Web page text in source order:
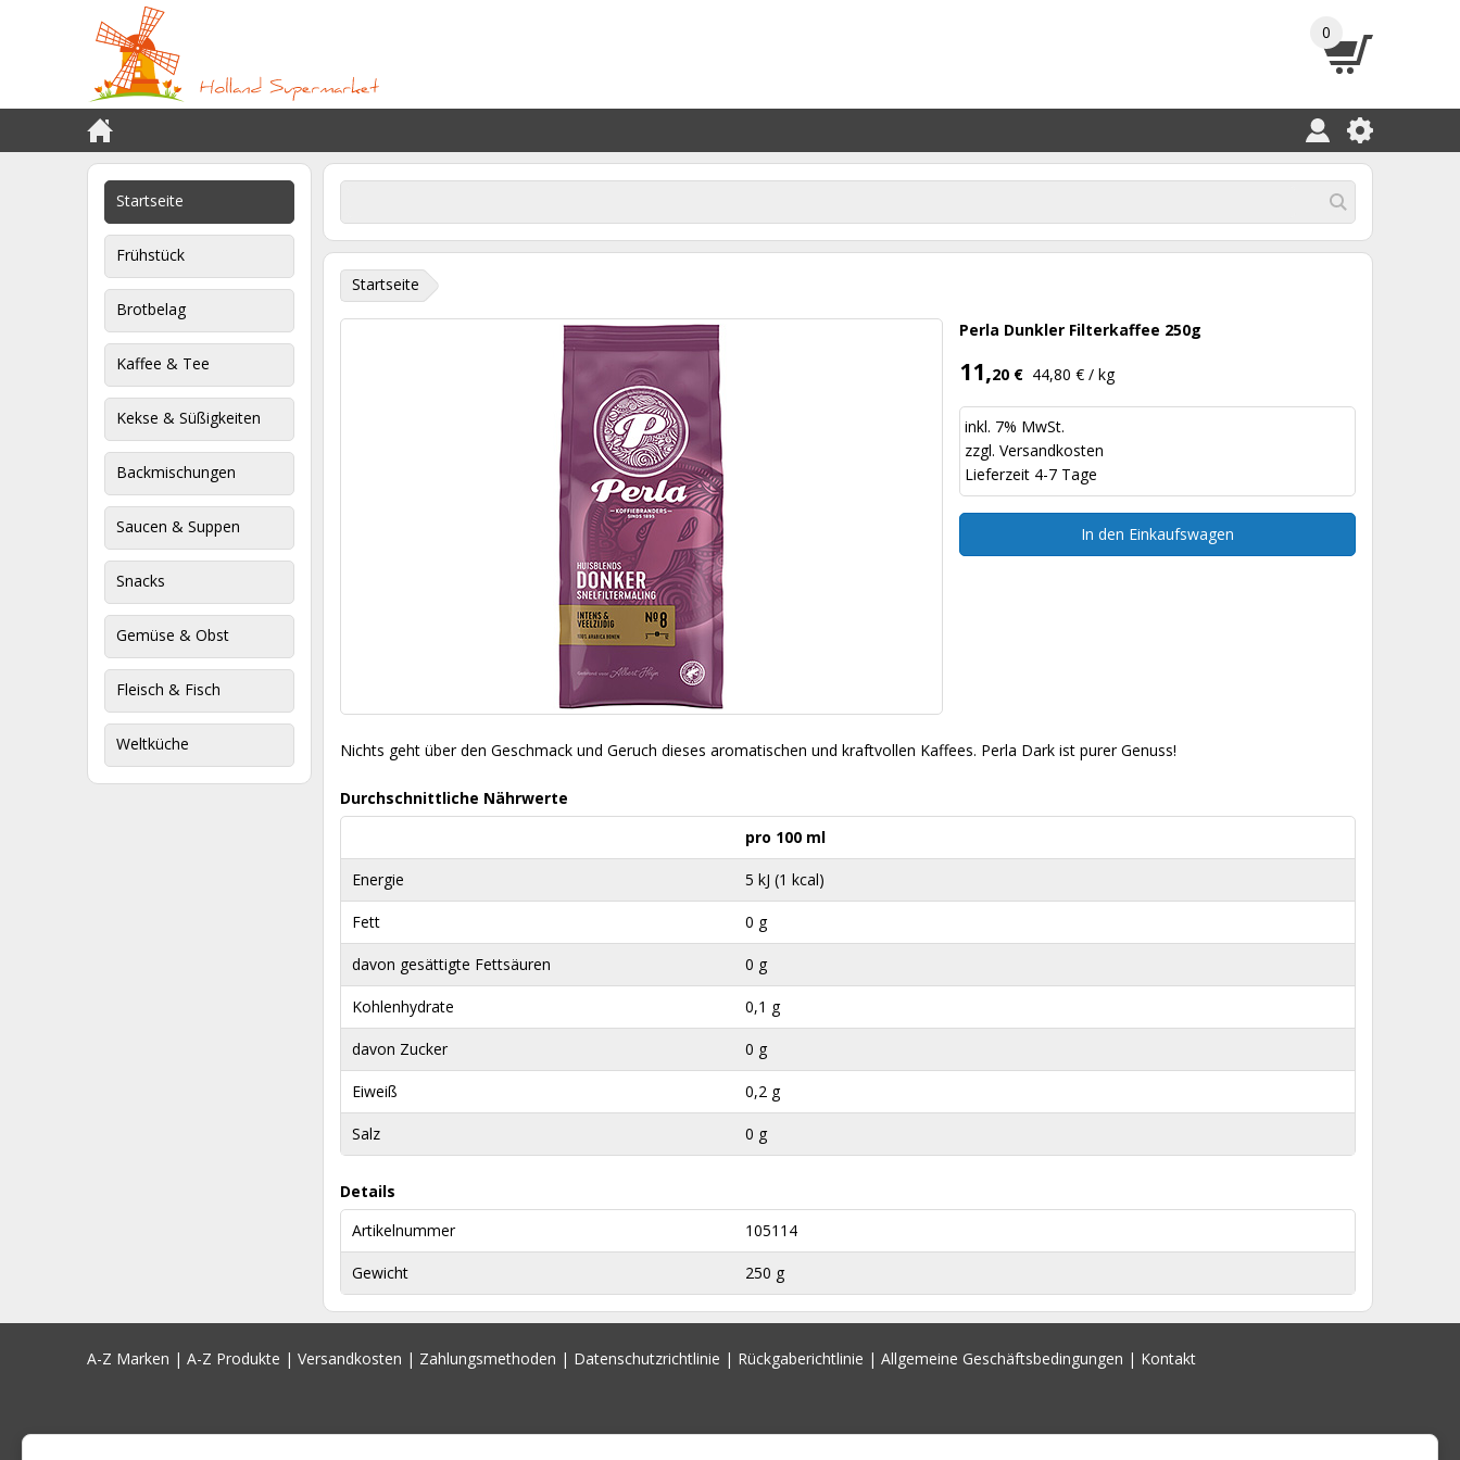
0
Startseite
Frühstück
Brotbelag
Kaffee & Tee
Kekse & Süßigkeiten
Backmischungen
Saucen & Suppen
Snacks
Gemüse & Obst
Fleisch & Fisch
Weltküche
Startseite
Perla Dunkler Filterkaffee 250g
11,20 € 44,80 € / kg
inkl. 7% MwSt.
zzgl. Versandkosten
Lieferzeit 4-7 Tage
In den Einkaufswagen
Nichts geht über den Geschmack und Geruch dieses aromatischen und kraftvollen Kaffees. Perla Dark ist purer Genuss!
Durchschnittliche Nährwerte
pro 100 ml
Energie 5 kJ (1 kcal)
Fett 0 g
davon gesättigte Fettsäuren 0 g
Kohlenhydrate 0,1 g
davon Zucker 0 g
Eiweiß 0,2 g
Salz 0 g
Details
Artikelnummer
105114
Gewicht 250 g
A-Z Marken | A-Z Produkte | Versandkosten | Zahlungsmethoden | Datenschutzrichtlinie | Rückgaberichtlinie | Allgemeine Geschäftsbedingungen | Kontakt